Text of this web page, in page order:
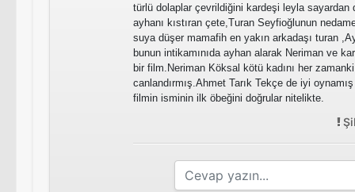
türlü dolaplar çevrildiğini kardeşi leyla sayardan
ayhanı kıstıran çete,Turan Seyfioğlunun
suya düşer mamafih en yakın arkadaşı turan
bunun intikamınıda ayhan alarak Neriman ve
bir film.Neriman Köksal kötü kadını her
canlandırmış.Ahmet Tarık Tekçe de iyi
filmin isminin ilk öbeğini doğrular nitelikte.